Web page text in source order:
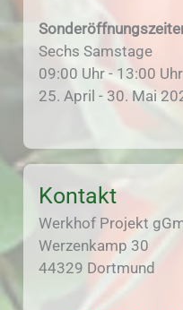
Sechs Samstage
09:00 Uhr - 13:00 Uhr
25. April - 30. Mai
Kontakt
Werkhof Projekt
Werzenkamp 30
44329 Dortmund